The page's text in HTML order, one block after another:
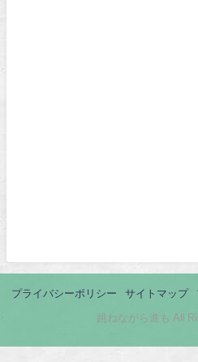
プライバシーポリシー サイトマップ
跳ねながら進も All